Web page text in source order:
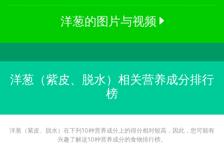
洋葱的图片与视频
洋葱（紫皮、脱水）相关营养成分排行
榜
洋葱（紫皮、脱水）在下列10种营养成分上的得分相对较高，因此，您可能有
兴趣了解这10种营养成分的食物排行榜。